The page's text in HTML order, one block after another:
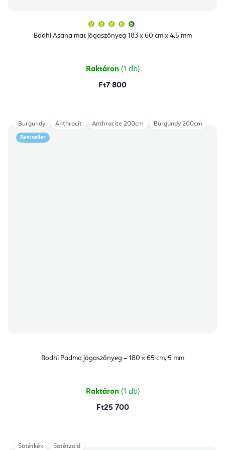
Bodhi Asana mat jógaszőnyeg 183 x 60 cm x 4,5 mm
átlagos
értékelése
csillag.
Raktáron (1 db)
Ft7 800
Bestseller
Bodhi Padma jógaszőnyeg – 180 × 65 cm, 5 mm
Raktáron (1 db)
Ft25 700
Burgundy Anthracit Anthracite 200cm Burgundy 200cm
Sötétkék Sötétzöld